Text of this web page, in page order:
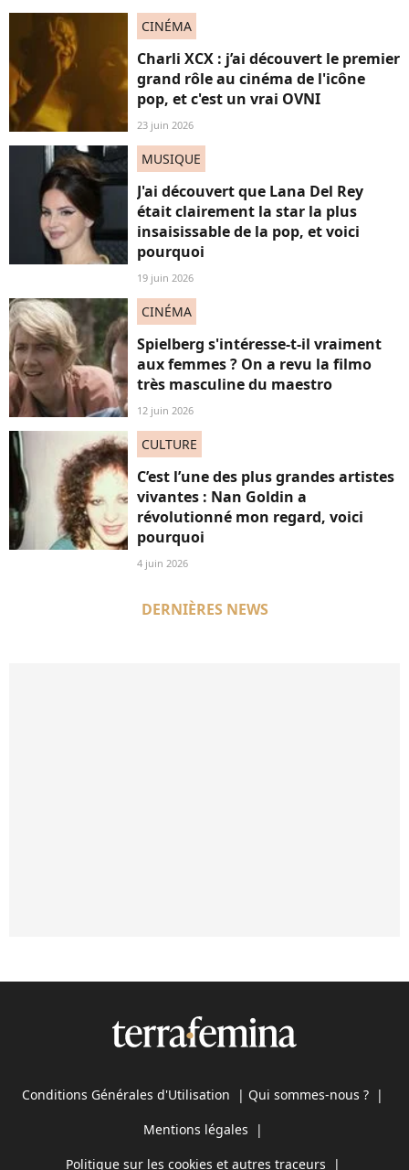
CINÉMA
Charli XCX : j’ai découvert le premier
grand rôle au cinéma de l'icône
pop, et c'est un vrai OVNI
23 juin 2026
MUSIQUE
J'ai découvert que Lana Del Rey
était clairement la star la plus
insaisissable de la pop, et voici
pourquoi
19 juin 2026
CINÉMA
Spielberg s'intéresse-t-il vraiment
aux femmes ? On a revu la filmo
très masculine du maestro
12 juin 2026
CULTURE
C’est l’une des plus grandes artistes
vivantes : Nan Goldin a
révolutionné mon regard, voici
pourquoi
4 juin 2026
DERNIÈRES NEWS
Conditions Générales d'Utilisation | Qui sommes-nous ? |
Mentions légales |
Politique sur les cookies et autres traceurs |